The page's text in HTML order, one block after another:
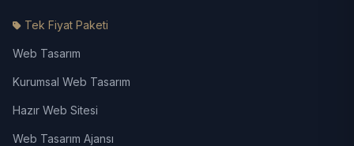
Tek Fiyat Paketi
Web Tasarım
Kurumsal Web Tasarım
Hazır Web Sitesi
Web Tasarım Ajansı